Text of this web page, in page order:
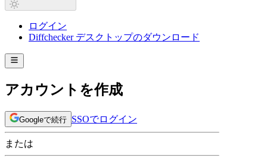
ログイン
Diffchecker デスクトップのダウンロード
アカウントを作成
Googleで続行 SSOでログイン
または